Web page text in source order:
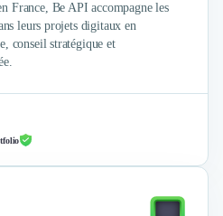
France, Be API accompagne les
leurs projets digitaux en
conseil stratégique et